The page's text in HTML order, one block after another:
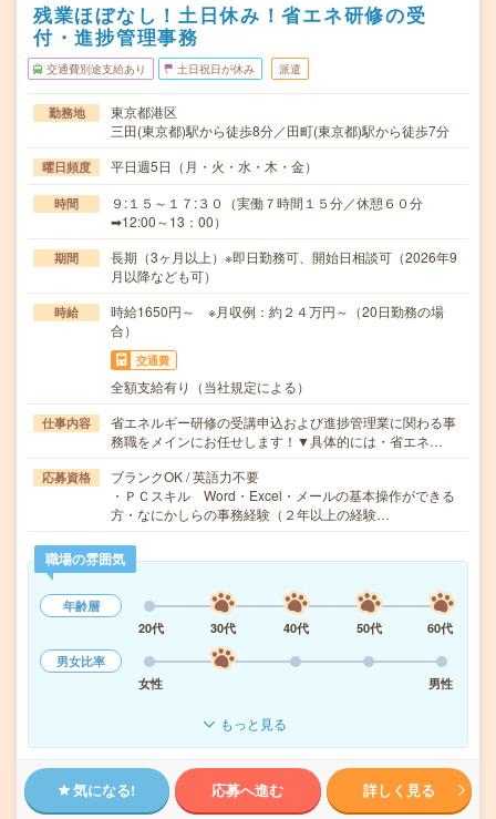
残業ほぼなし！土日休み！省エネ研修の受
付・進捗管理事務
交通費別途支給あり 土日祝日が休み 派遣
勤務地
東京都港区
三田(東京都)駅から徒歩8分／田町(東京都)駅から徒歩7分
曜日頻度 平日週5日（月・火・水・木・金）
時間
９:１５～１７:３０（実働７時間１５分／休憩６０分
➡12:00～13：00）
期間
長期（3ヶ月以上）※即日勤務可、開始日相談可（2026年9
月以降なども可）
時給
時給1650円～ ※月収例：約２４万円～（20日勤務の場
合）
交通費
全額支給有り（当社規定による）
仕事内容
省エネルギー研修の受講申込および進捗管理業に関わる事
務職をメインにお任せします！▼具体的には・省エネ…
応募資格
ブランクOK / 英語力不要
・ＰＣスキル Word・Excel・メールの基本操作ができる
方・なにかしらの事務経験（２年以上の経験…
職場の雰囲気
年齢層
20代
30代 40代 50代
60代
男女比率
女性
男性
もっと見る
気になる! 応募へ進む 詳しく見る